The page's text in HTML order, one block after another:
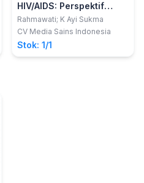
HIV/AIDS: Perspektif
Sosial dan Klinis
Rahmawati; K Ayi Sukma
CV Media Sains Indonesia
Stok: 1/1